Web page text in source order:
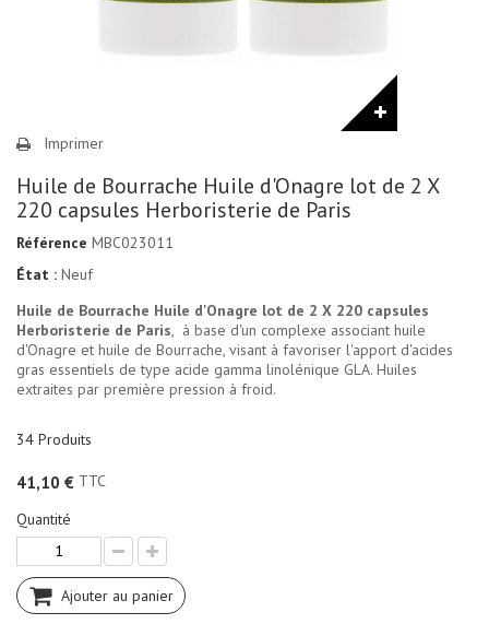
Imprimer
Huile de Bourrache Huile d'Onagre lot de 2 X
220 capsules Herboristerie de Paris
Référence MBC023011
État : Neuf
Huile de Bourrache Huile d'Onagre lot de 2 X 220 capsules
Herboristerie de Paris, à base d'un complexe associant huile
d'Onagre et huile de Bourrache, visant à favoriser l'apport d'acides
gras essentiels de type acide gamma linolénique GLA. Huiles
extraites par première pression à froid.
34 Produits
41,10 € TTC
Quantité
Ajouter au panier